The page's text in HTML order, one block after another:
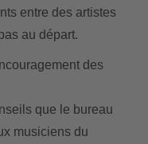
entre des artistes
au départ.
des
que le bureau
musiciens du